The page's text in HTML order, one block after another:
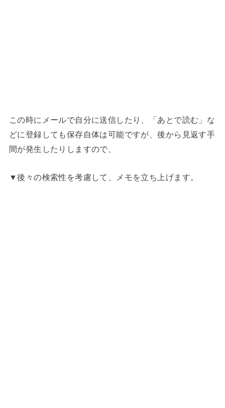
この時にメールで自分に送信したり、「あとで読む」な
どに登録しても保存自体は可能ですが、後から見返す手
間が発生したりしますので、
▼後々の検索性を考慮して、メモを立ち上げます。